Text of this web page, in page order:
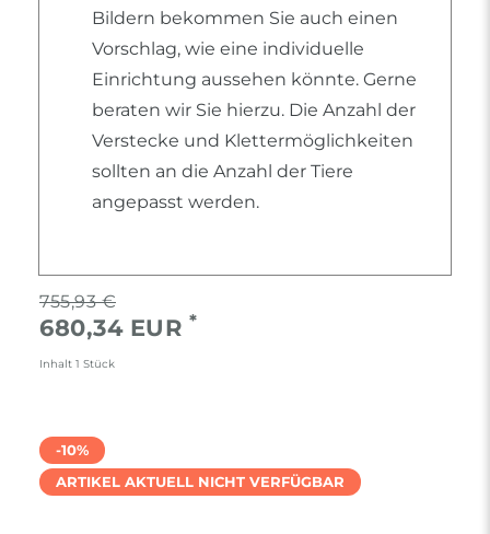
Bildern bekommen Sie auch einen
Vorschlag, wie eine individuelle
Einrichtung aussehen könnte. Gerne
beraten wir Sie hierzu. Die Anzahl der
Verstecke und Klettermöglichkeiten
sollten an die Anzahl der Tiere
angepasst werden.
755,93 €
680,34 EUR *
Inhalt 1 Stück
-10%
ARTIKEL AKTUELL NICHT VERFÜGBAR